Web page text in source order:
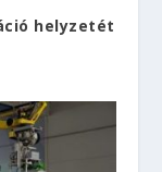
helyzetét